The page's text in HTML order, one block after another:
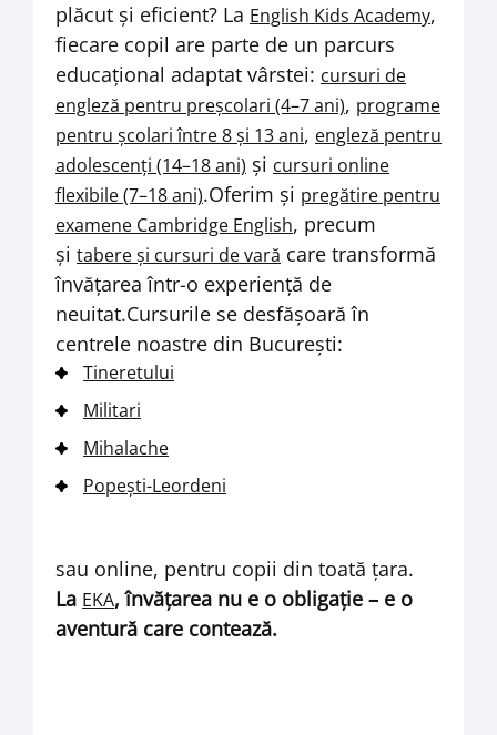
plăcut și eficient? La English Kids Academy,
fiecare copil are parte de un parcurs
educațional adaptat vârstei: cursuri de
engleză pentru preșcolari (4–7 ani), programe
pentru școlari între 8 și 13 ani, engleză pentru
adolescenți (14–18 ani) și cursuri online
flexibile (7–18 ani).Oferim și pregătire pentru
examene Cambridge English, precum
și tabere și cursuri de vară care transformă
învățarea într-o experiență de
neuitat.Cursurile se desfășoară în
centrele noastre din București:
Tineretului
Militari
Mihalache
Popești-Leordeni
sau online, pentru copii din toată țara.
La EKA, învățarea nu e o obligație – e o
aventură care contează.